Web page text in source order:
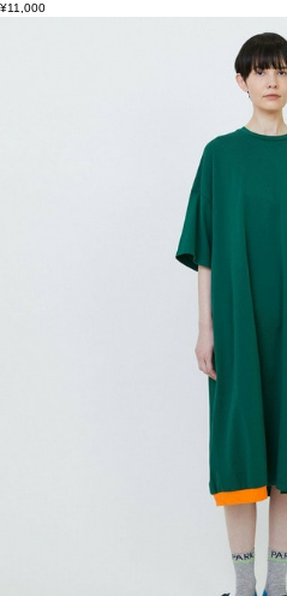
¥11,000